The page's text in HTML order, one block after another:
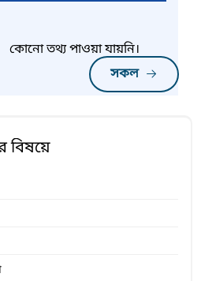
সকল
কোনো তথ্য পাওয়া যায়নি।
বিষয়ে